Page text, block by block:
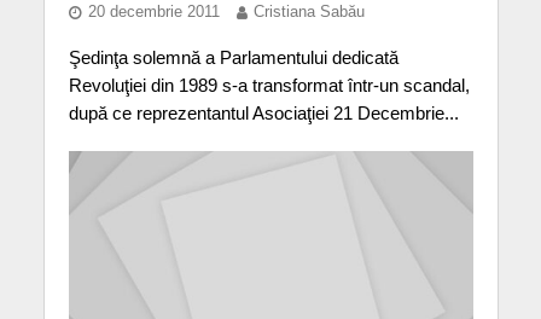
20 decembrie 2011 Cristiana Sabău
Şedinţa solemnă a Parlamentului dedicată
Revoluţiei din 1989 s-a transformat într-un scandal,
după ce reprezentantul Asociaţiei 21 Decembrie...